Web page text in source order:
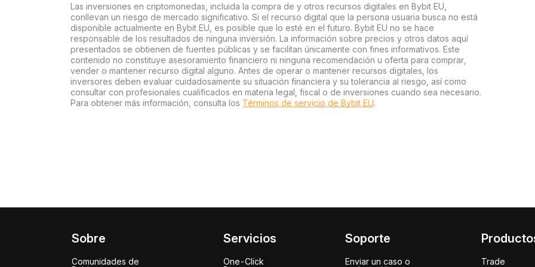
Las inversiones en criptomonedas, incluida la compra de y otros recursos digitales en Bybit EU,
conllevan un riesgo de mercado significativo. Si el recurso digital que la persona usuaria busca no está
disponible actualmente en Bybit EU, es posible que lo esté en el futuro. Bybit EU no se hace
responsable de los resultados de ninguna inversión. La información sobre precios y otros datos aquí
presentados se obtienen de fuentes públicas y se facilitan únicamente con fines informativos. Este
contenido no constituye asesoramiento financiero ni ninguna recomendación u oferta para comprar,
vender o mantener recurso digital alguno. Antes de operar o mantener recursos digitales, los
inversores deben evaluar cuidadosamente su situación financiera y su tolerancia al riesgo, así como
consultar con profesionales cualificados en materia legal, fiscal o de inversiones cuando sea necesario.
Para obtener más información, consulta los Términos de servicio de Bybit EU.
Sobre
Comunidades de
Servicios
One-Click
Soporte
Enviar un caso o
Trade